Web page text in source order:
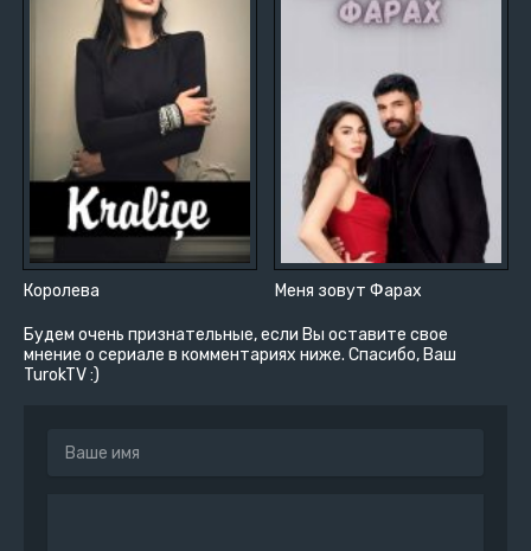
Королева Меня зовут Фарах
Будем очень признательные, если Вы оставите свое
мнение о сериале в комментариях ниже. Спасибо, Ваш
TurokTV :)